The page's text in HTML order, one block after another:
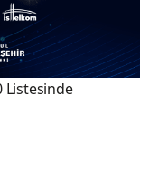
Listesinde